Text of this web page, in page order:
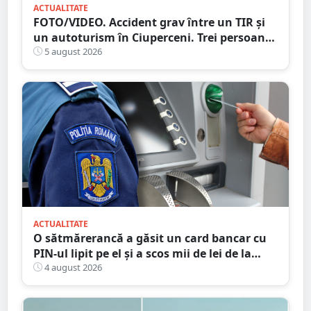
ACTUALITATE
FOTO/VIDEO. Accident grav între un TIR și
un autoturism în Ciuperceni. Trei persoane
implicate
5 august 2026
ACTUALITATE
O sătmărerancă a găsit un card bancar cu
PIN-ul lipit pe el și a scos mii de lei de la
bancomat
4 august 2026